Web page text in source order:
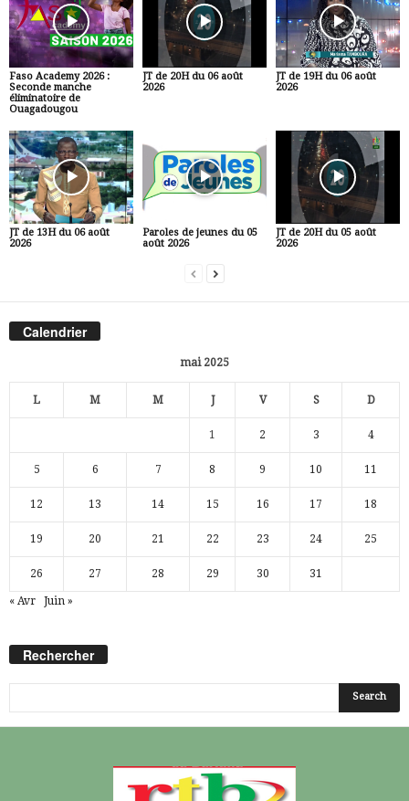
Faso Academy 2026 :
Seconde manche
éliminatoire de
Ouagadougou
JT de 20H du 06 août
2026
JT de 19H du 06 août
2026
JT de 13H du 06 août
2026
Paroles de jeunes du 05
août 2026
JT de 20H du 05 août
2026
Calendrier
mai 2025
L M M J V S D
1 2 3 4
5 6 7 8 9 10 11
12 13 14 15 16 17 18
19 20 21 22 23 24 25
26 27 28 29 30 31
« Avr Juin »
Rechercher